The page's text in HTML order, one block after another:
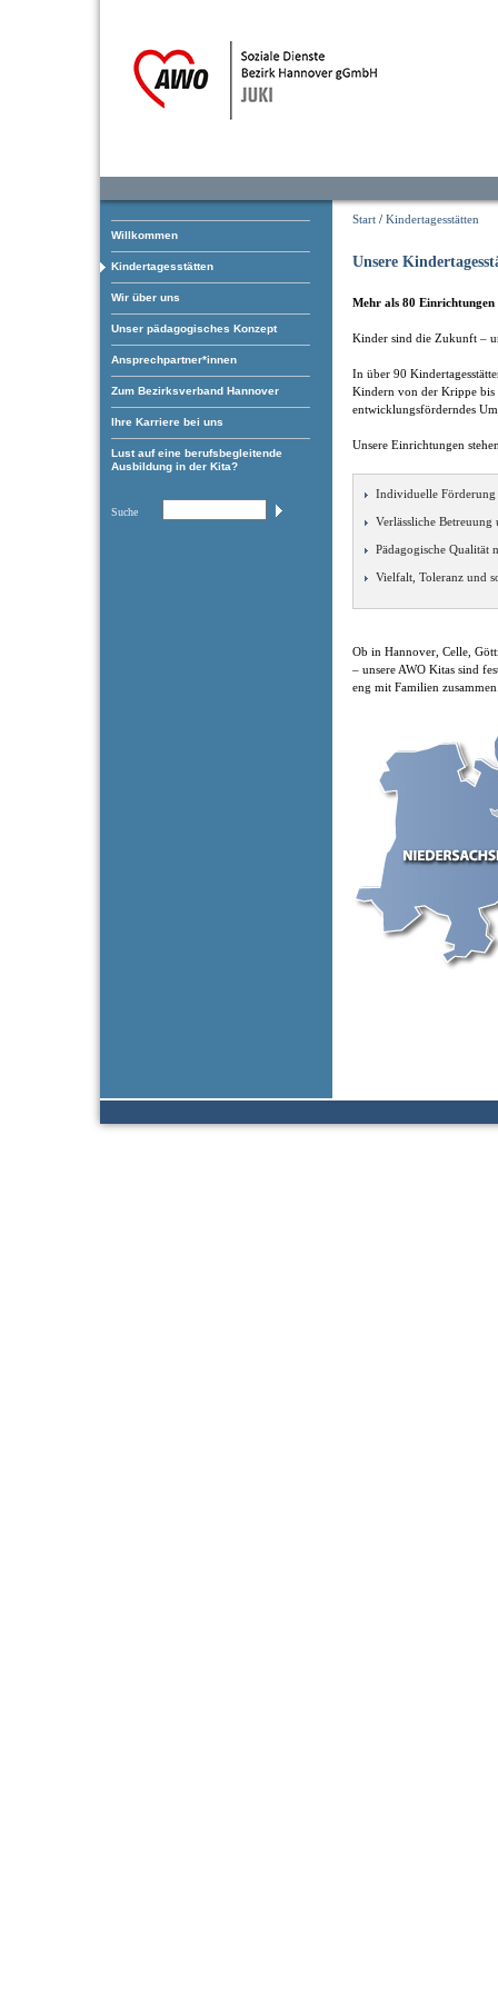
Willkommen
Kindertagesstätten
Wir über uns
Unser pädagogisches Konzept
Ansprechpartner*innen
Zum Bezirksverband Hannover
Ihre Karriere bei uns
Lust auf eine berufsbegleitende
Ausbildung in der Kita?
Suche
Start / Kindertagesstätten
Unsere
Mehr als 80 Einrichtungen
Kinder sind die Zukunft –
In über 90
Kindern von der Krippe bis
entwicklungsförderndes
Unsere Einrichtungen
Individuelle Förderung
Verlässliche
Pädagogische Qualität
Vielfalt, Toleranz und
Ob in Hannover, Celle,
– unsere AWO Kitas sind
eng mit Familien